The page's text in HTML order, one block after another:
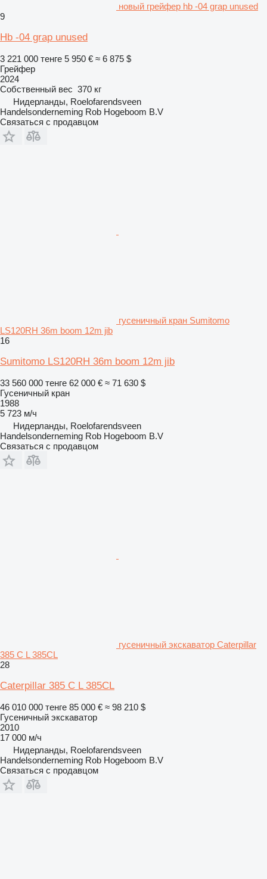
новый грейфер hb -04 grap unused
9
Hb -04 grap unused
3 221 000 тенге 5 950 € ≈ 6 875 $
Грейфер
2024
Собственный вес 370 кг
Нидерланды, Roelofarendsveen
Handelsonderneming Rob Hogeboom B.V
Связаться с продавцом
гусеничный кран Sumitomo
LS120RH 36m boom 12m jib
16
Sumitomo LS120RH 36m boom 12m jib
33 560 000 тенге 62 000 € ≈ 71 630 $
Гусеничный кран
1988
5 723 м/ч
Нидерланды, Roelofarendsveen
Handelsonderneming Rob Hogeboom B.V
Связаться с продавцом
гусеничный экскаватор Caterpillar
385 C L 385CL
28
Caterpillar 385 C L 385CL
46 010 000 тенге 85 000 € ≈ 98 210 $
Гусеничный экскаватор
2010
17 000 м/ч
Нидерланды, Roelofarendsveen
Handelsonderneming Rob Hogeboom B.V
Связаться с продавцом